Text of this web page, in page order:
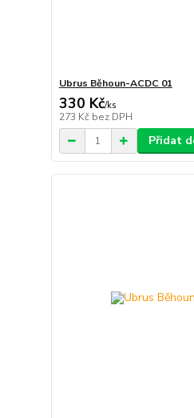
Ubrus Běhoun-ACDC 01
330 Kč/ks
273 Kč bez DPH
Přidat